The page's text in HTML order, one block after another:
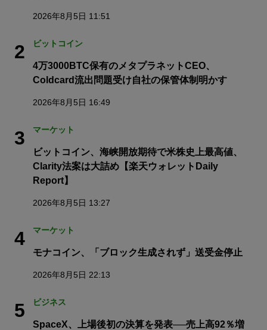
2026年8月5日 11:51
2 ビットコイン
4万3000BTC保有のメタプラネットCEO、
Coldcard流出問題受け自社の保管体制明かす
2026年8月5日 16:49
3 マーケット
ビットコイン、海峡開放期待で米株史上最高値、
Clarity法案は大詰め【楽天ウォレットDaily
Report】
2026年8月5日 13:27
4 マーケット
モナコイン、「ブロック生成されず」送受金停止
2026年8月5日 22:13
5 ビジネス
SpaceX、上場後初の決算を発表──売上高92％増